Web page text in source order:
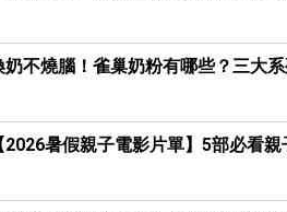
奶不燒腦！雀巢奶粉有哪些？三大
2026暑假親子電影片單】5部必看